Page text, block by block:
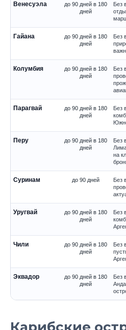
Венесуэла
до 90 дней в 180
дней
Без
Гайана
до 90 дней в 180
дней
Без
Колумбия
до 90 дней в 180
дней
Без
Парагвай
до 90 дней в 180
дней
Без
Перу
до 90 дней в 180
дней
Без
на
Суринам до 90 дней
Без
Уругвай
до 90 дней в 180
дней
Без
Чили
до 90 дней в 180
дней
Без
Эквадор
до 90 дней в 180
дней
Без
Карибские